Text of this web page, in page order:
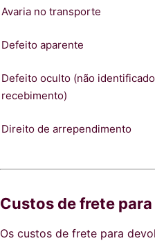
Avaria no transporte
Defeito aparente
Defeito oculto (não
recebimento)
Direito de arrependimento
Custos de frete
Os custos de frete para